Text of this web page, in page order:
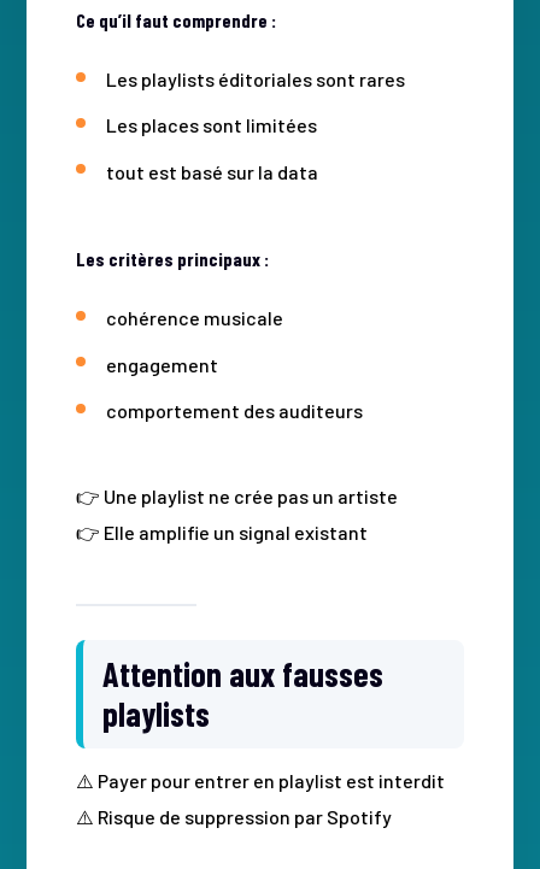
Ce qu’il faut comprendre :
Les playlists éditoriales sont rares
Les places sont limitées
tout est basé sur la data
Les critères principaux :
cohérence musicale
engagement
comportement des auditeurs
👉 Une playlist ne crée pas un artiste
👉 Elle amplifie un signal existant
Attention aux fausses
playlists
⚠️ Payer pour entrer en playlist est interdit
⚠️ Risque de suppression par Spotify